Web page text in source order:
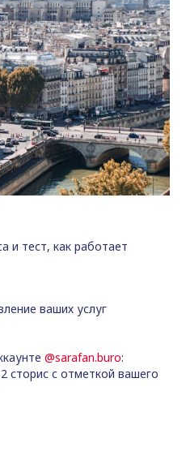
и тест, как работает
ваших услуг
@sarafan.buro:
сторис с отметкой вашего